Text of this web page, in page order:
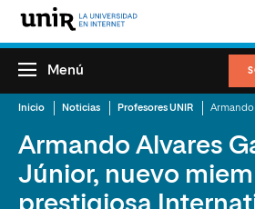
Menú
Inicio Noticias Profesores UNIR
Armando Alvares
Júnior, nuevo